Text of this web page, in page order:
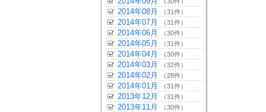
2014年08月 （31件）
2014年07月 （31件）
2014年06月 （30件）
2014年05月 （31件）
2014年04月 （30件）
2014年03月 （32件）
2014年02月 （28件）
2014年01月 （31件）
2013年12月 （31件）
2013年11月 （30件）